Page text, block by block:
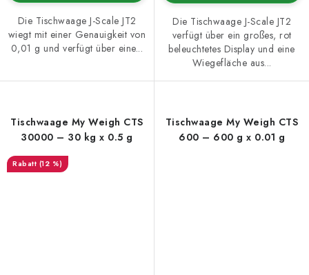
Die Tischwaage J-Scale JT2
wiegt mit einer Genauigkeit von
0,01 g und verfügt über eine...
Die Tischwaage J-Scale JT2
verfügt über ein großes, rot
beleuchtetes Display und eine
Wiegefläche aus...
Tischwaage My Weigh CTS
30000 – 30 kg x 0.5 g
(12 %)
Tischwaage My Weigh CTS
600 – 600 g x 0.01 g